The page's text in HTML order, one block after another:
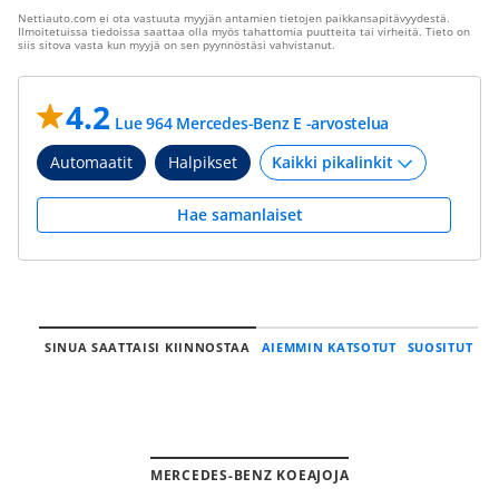
Nettiauto.com ei ota vastuuta myyjän antamien tietojen paikkansapitävyydestä.
Ilmoitetuissa tiedoissa saattaa olla myös tahattomia puutteita tai virheitä. Tieto on
siis sitova vasta kun myyjä on sen pyynnöstäsi vahvistanut.
4.2 Lue 964 Mercedes-Benz E -arvostelua
Automaatit
Halpikset
Hae samanlaiset
SINUA SAATTAISI KIINNOSTAA AIEMMIN KATSOTUT SUOSITUT
MERCEDES-BENZ KOEAJOJA